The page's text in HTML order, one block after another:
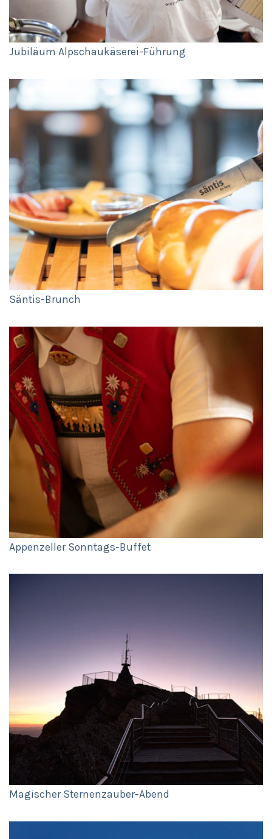
Jubiläum Alpschaukäserei-Führung
Säntis-Brunch
Appenzeller Sonntags-Buffet
Magischer Sternenzauber-Abend